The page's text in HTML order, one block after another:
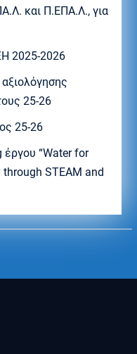
και Π.ΕΠΑ.Λ., για
2025-2026
25-26
25-26
“Water for
STEAM and